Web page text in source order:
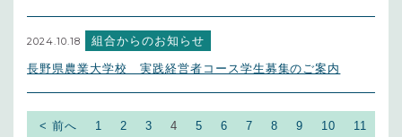
2024.10.18 組合からのお知らせ
長野県農業大学校 実践経営者コース学生募集のご案内
< 前へ 1 2 3 4 5 6 7 8 9 10
11